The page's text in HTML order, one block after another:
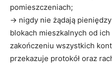
pomieszczeniach;
→ nigdy nie żądają
blokach mieszkalnych od
zakończeniu wszystkich
przekazuje protokół oraz